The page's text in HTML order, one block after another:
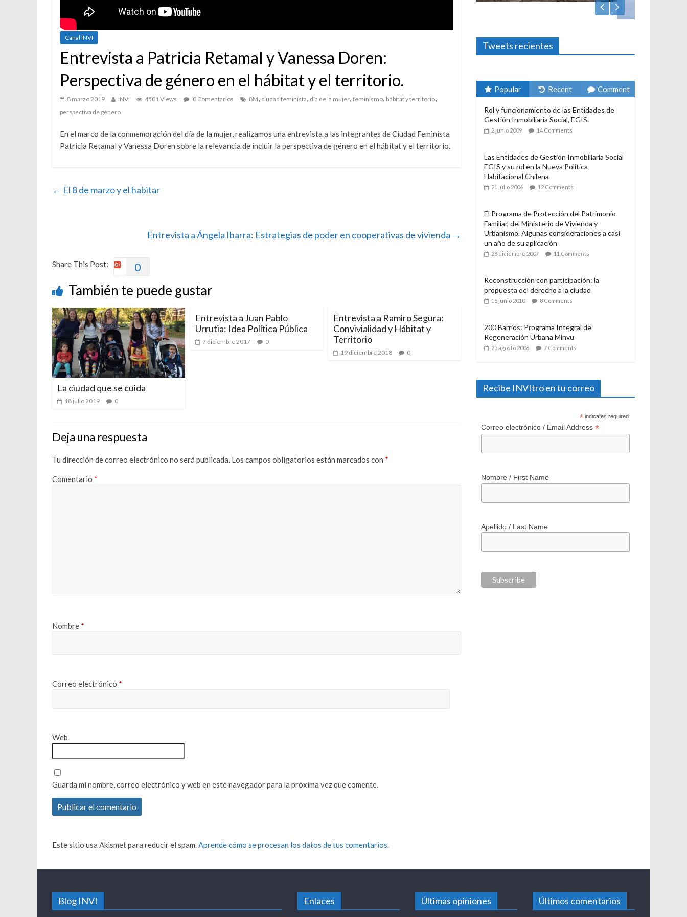
Canal INVI
Entrevista a Patricia Retamal y Vanessa Doren:
Perspectiva de género en el hábitat y el territorio.
8 marzo 2019 INVI 4501 Views 0 Comentarios 8M, ciudad feminista, día de la mujer, feminismo, hábitat y territorio,
perspectiva de género
En el marco de la conmemoración del día de la mujer, realizamos una entrevista a las integrantes de Ciudad Feminista
Patricia Retamal y Vanessa Doren sobre la relevancia de incluir la perspectiva de género en el hábitat y el territorio.
← El 8 de marzo y el habitar
Entrevista a Ángela Ibarra: Estrategias de poder en cooperativas de vivienda →
Share This Post: 0
También te puede gustar
La ciudad que se cuida
18 julio 2019 0
Entrevista a Juan Pablo
Urrutia: Idea Política Pública
7 diciembre 2017 0
Entrevista a Ramiro Segura:
Convivialidad y Hábitat y
Territorio
19 diciembre 2018 0
Deja una respuesta
Tu dirección de correo electrónico no será publicada. Los campos obligatorios están marcados con *
Comentario *
Nombre *
Correo electrónico *
Web
Guarda mi nombre, correo electrónico y web en este navegador para la próxima vez que comente.
Este sitio usa Akismet para reducir el spam.Aprende cómo se procesan los datos de tus comentarios.
El derecho a habitar
3 enero 2024 Sandra Rivera 1
Tweets recientes
Rol y funcionamiento de las Entidades de
Gestión Inmobiliaria Social, EGIS.
EGIS y su rol en la Nueva Política
Habitacional Chilena
21 julio 2006 12 Comments
Urbanismo. Algunas consideraciones a casi
un año de su aplicación
28 diciembre 2007
Reconstrucción con participación: la
propuesta del derecho a la ciudad
16 junio 2010
200 Barrios: Programa Integral de
Regeneración Urbana Minvu
25 agosto 2006 7 Comments
Correo electrónico / Email Address *
Nombre / First Name
Apellido / Last Name
Blog INVI Enlaces Últimas opiniones Últimos comentarios